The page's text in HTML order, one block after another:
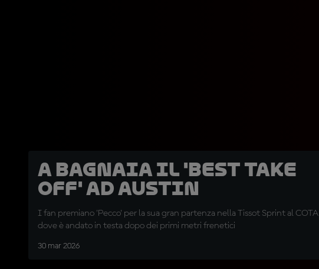
A Bagnaia il 'Best Take
Off' ad Austin
I fan premiano 'Pecco' per la sua gran partenza nella Tissot Sprint al COTA
dove è andato in testa dopo dei primi metri frenetici
30 mar 2026